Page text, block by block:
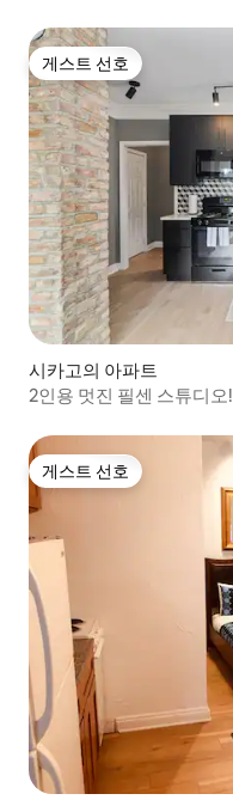
게스트 선호
게스트 선호
시카고의 아파트
2인용 멋진 필센 스튜디오!
게스트 선호
게스트 선호